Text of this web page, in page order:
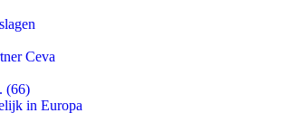
Ceva
(66)
in Europa